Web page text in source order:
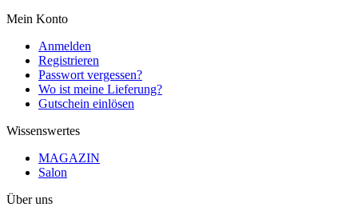
Mein Konto
Anmelden
Registrieren
Passwort vergessen?
Wo ist meine Lieferung?
Gutschein einlösen
Wissenswertes
MAGAZIN
Salon
Über uns